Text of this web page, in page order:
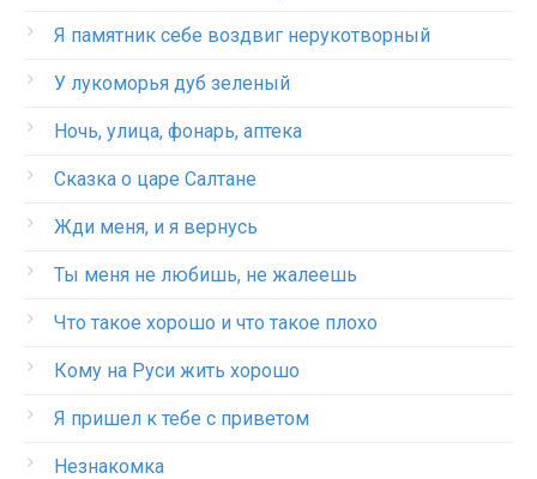
Я памятник себе воздвиг нерукотворный
У лукоморья дуб зеленый
Ночь, улица, фонарь, аптека
Сказка о царе Салтане
Жди меня, и я вернусь
Ты меня не любишь, не жалеешь
Что такое хорошо и что такое плохо
Кому на Руси жить хорошо
Я пришел к тебе с приветом
Незнакомка